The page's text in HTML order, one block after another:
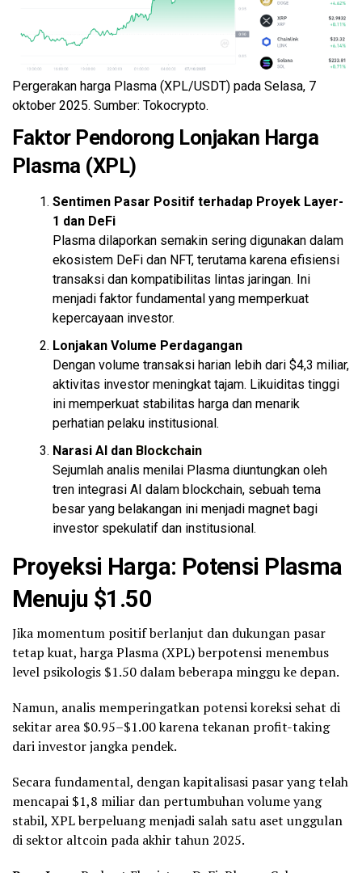
Pergerakan harga Plasma (XPL/USDT) pada Selasa, 7
oktober 2025. Sumber: Tokocrypto.
Faktor Pendorong Lonjakan Harga
Plasma (XPL)
Sentimen Pasar Positif terhadap Proyek Layer-
1 dan DeFi
Plasma dilaporkan semakin sering digunakan dalam
ekosistem DeFi dan NFT, terutama karena efisiensi
transaksi dan kompatibilitas lintas jaringan. Ini
menjadi faktor fundamental yang memperkuat
kepercayaan investor.
Lonjakan Volume Perdagangan
Dengan volume transaksi harian lebih dari $4,3 miliar,
aktivitas investor meningkat tajam. Likuiditas tinggi
ini memperkuat stabilitas harga dan menarik
perhatian pelaku institusional.
Narasi AI dan Blockchain
Sejumlah analis menilai Plasma diuntungkan oleh
tren integrasi AI dalam blockchain, sebuah tema
besar yang belakangan ini menjadi magnet bagi
investor spekulatif dan institusional.
Proyeksi Harga: Potensi Plasma
Menuju $1.50
Jika momentum positif berlanjut dan dukungan pasar
tetap kuat, harga Plasma (XPL) berpotensi menembus
level psikologis $1.50 dalam beberapa minggu ke depan.
Namun, analis memperingatkan potensi koreksi sehat di
sekitar area $0.95–$1.00 karena tekanan profit-taking
dari investor jangka pendek.
Secara fundamental, dengan kapitalisasi pasar yang telah
mencapai $1,8 miliar dan pertumbuhan volume yang
stabil, XPL berpeluang menjadi salah satu aset unggulan
di sektor altcoin pada akhir tahun 2025.